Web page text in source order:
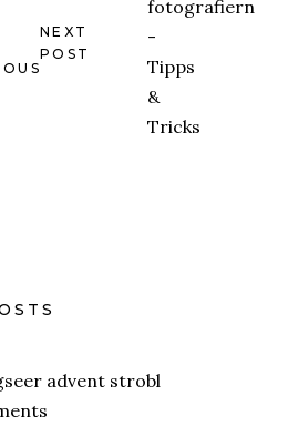
NEXT
POST